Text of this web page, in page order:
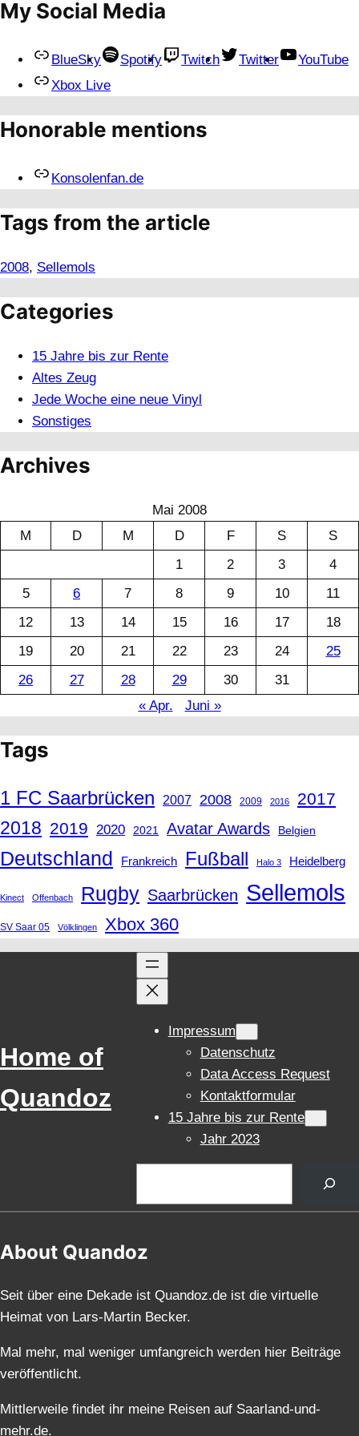
My Social Media
BlueSky Spotify Twitch Twitter
YouTube
Xbox Live
Honorable mentions
Konsolenfan.de
Tags from the article
2008, Sellemols
Categories
15 Jahre bis zur Rente
Altes Zeug
Jede Woche eine neue Vinyl
Sonstiges
Archives
Mai 2008
M
D M D F S
S
1
2 3
4
5
6 7 8 9 10
11
12
13 14 15 16 17
18
19
20 21 22 23 24
25
26
27 28 29 30
31
« Apr.
Juni »
Tags
1 FC Saarbrücken 2007 2008 2009 2016 2017
2018 2019 2020 2021 Avatar Awards Belgien
Deutschland Frankreich Fußball Halo 3 Heidelberg
Kinect Offenbach Rugby Saarbrücken Sellemols
SV Saar 05 Völklingen Xbox 360
Home of
Quandoz
Impressum
Datenschutz
Data Access Request
Kontaktformular
15 Jahre bis zur Rente
Jahr 2023
About Quandoz
Seit über eine Dekade ist Quandoz.de ist die virtuelle
Heimat von Lars-Martin Becker.
Mal mehr, mal weniger umfangreich werden hier Beiträge
veröffentlicht.
Mittlerweile findet ihr meine Reisen auf Saarland-und-
mehr.de.